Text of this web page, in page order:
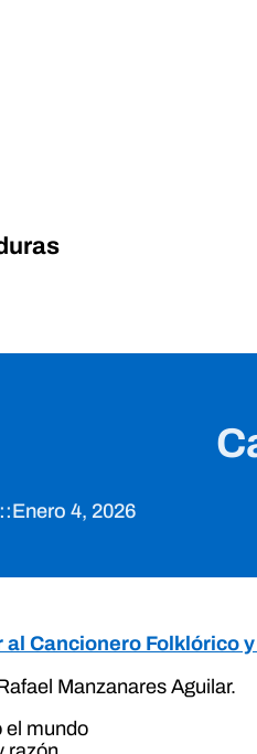
::Enero 4, 2026
al Cancionero Folklórico
Manzanares Aguilar.
el mundo